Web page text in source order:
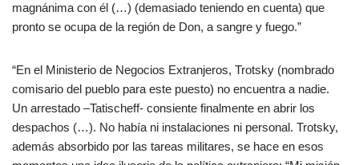
magnánima con él (…) (demasiado teniendo en cuenta) que
pronto se ocupa de la región de Don, a sangre y fuego.”
“En el Ministerio de Negocios Extranjeros, Trotsky (nombrado
comisario del pueblo para este puesto) no encuentra a nadie.
Un arrestado –Tatischeff- consiente finalmente en abrir los
despachos (…). No había ni instalaciones ni personal. Trotsky,
además absorbido por las tareas militares, se hace en esos